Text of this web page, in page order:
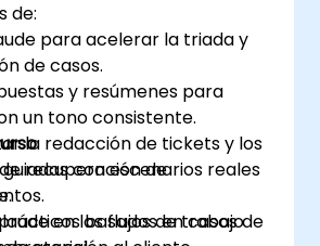
de:
para acelerar la triada y
de casos.
y resúmenes para
un tono consistente.
la redacción de tickets y los
recuperación de
en los flujos de trabajo
con escenarios reales
basados en casos de